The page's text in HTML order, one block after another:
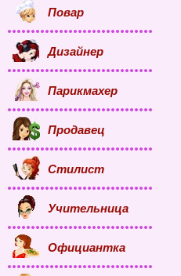
Повар
Дизайнер
Парикмахер
Продавец
Стилист
Учительница
Официантка